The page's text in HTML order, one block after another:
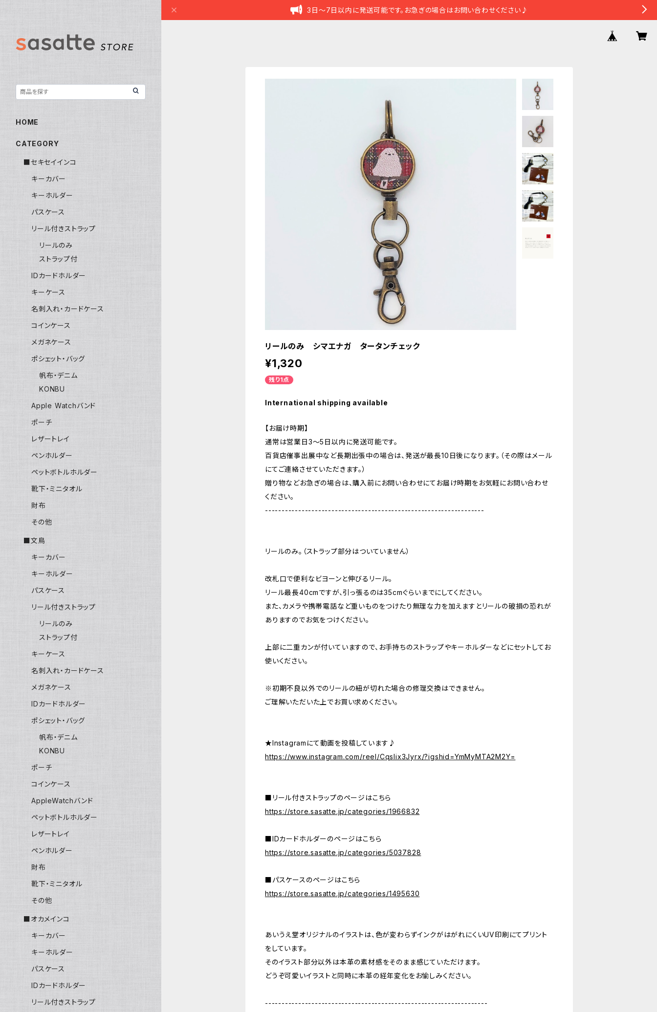
3日～7日以内に発送可能です。お急ぎの場合はお問い合わせください♪
リールのみ シマエナガ タータンチェック
¥1,320
残り1点
International shipping available
【お届け時期】
通常は営業日3〜5日以内に発送可能です。
百貨店催事出展中など長期出張中の場合は、発送が最長10日後になります。（その際はメール
にてご連絡させていただきます。）
贈り物などお急ぎの場合は、購入前にお問い合わせにてお届け時期をお気軽にお問い合わせ
ください。
------------------------------------------------------------------
リールのみ。（ストラップ部分はついていません）
改札口で便利なビヨーンと伸びるリール。
リール最長40cmですが、引っ張るのは35cmぐらいまでにしてください。
また、カメラや携帯電話など重いものをつけたり無理な力を加えますとリールの破損の恐れが
ありますのでお気をつけください。
上部に二重カンが付いていますので、お手持ちのストラップやキーホルダーなどにセットしてお
使いください。
※初期不良以外でのリールの紐が切れた場合の修理交換はできません。
ご理解いただいた上でお買い求めください。
★Instagramにて動画を投稿しています♪
https://www.instagram.com/reel/Cqslix3Jyrx/?igshid=YmMyMTA2M2Y=
■リール付きストラップのページはこちら
https://store.sasatte.jp/categories/1966832
■IDカードホルダーのページはこちら
https://store.sasatte.jp/categories/5037828
■パスケースのページはこちら
https://store.sasatte.jp/categories/1495630
あいうえ堂オリジナルのイラストは、色が変わらずインクがはがれにくいUV印刷にてプリント
をしています。
そのイラスト部分以外は本革の素材感をそのまま感じていただけます。
どうぞ可愛いイラストと同時に本革の経年変化をお愉しみください。
-------------------------------------------------------------------
HOME
CATEGORY
■セキセイインコ
キーカバー
キーホルダー
パスケース
リール付きストラップ
リールのみ
ストラップ付
IDカードホルダー
キーケース
名刺入れ・カードケース
コインケース
メガネケース
ポシェット・バッグ
帆布・デニム
KONBU
Apple Watchバンド
ポーチ
レザートレイ
ペンホルダー
ペットボトルホルダー
靴下・ミニタオル
財布
その他
■文鳥
キーカバー
キーホルダー
パスケース
リール付きストラップ
リールのみ
ストラップ付
キーケース
名刺入れ・カードケース
メガネケース
IDカードホルダー
ポシェット・バッグ
帆布・デニム
KONBU
ポーチ
コインケース
AppleWatchバンド
ペットボトルホルダー
レザートレイ
ペンホルダー
財布
靴下・ミニタオル
その他
■オカメインコ
キーカバー
キーホルダー
パスケース
IDカードホルダー
リール付きストラップ